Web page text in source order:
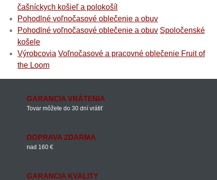
čašníckych košieľ a polokošíl
Pohodlné voľnočasové oblečenie a obuv
Pohodlné voľnočasové oblečenie a obuv Spoločenské
košele
Výrobcovia Voľnočasové a pracovné oblečenie Fruit of
the Loom
GARANCIA VRÁTENIA
Tovar môžete do 30 dní vrátiť
DOPRAVA ZDARMA
nad 160 €
GARANCIA KVALITY